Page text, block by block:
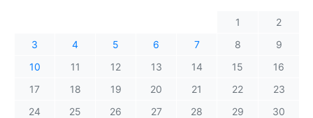
1
2
3
4 5 6 7 8
9
10
11 12 13 14 15
16
17
18 19 20 21 22
23
24
25 26 27 28 29
30